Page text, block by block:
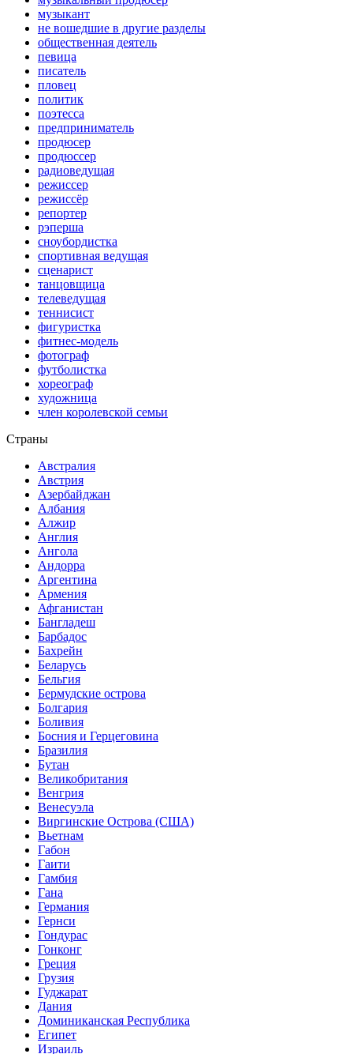
музыкант
не вошедшие в другие разделы
общественная деятель
певица
писатель
пловец
политик
поэтесса
предприниматель
продюсер
продюссер
радиоведущая
режиссер
режиссёр
репортер
рэперша
сноубордистка
спортивная ведущая
сценарист
танцовщица
телеведущая
теннисист
фигуристка
фитнес-модель
фотограф
футболистка
хореограф
художница
член королевской семьи
Страны
Австралия
Австрия
Азербайджан
Албания
Алжир
Англия
Ангола
Андорра
Аргентина
Армения
Афганистан
Бангладеш
Барбадос
Бахрейн
Беларусь
Бельгия
Бермудские острова
Болгария
Боливия
Босния и Герцеговина
Бразилия
Бутан
Великобритания
Венгрия
Венесуэла
Виргинские Острова (США)
Вьетнам
Габон
Гаити
Гамбия
Гана
Германия
Гернси
Гондурас
Гонконг
Греция
Грузия
Гуджарат
Дания
Доминиканская Республика
Египет
Израиль